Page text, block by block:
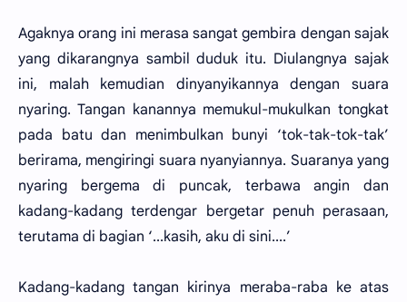
Agaknya orang ini merasa sangat gembira dengan sajak
yang dikarangnya sambil duduk itu. Diulangnya sajak
ini, malah kemudian dinyanyikannya dengan suara
nyaring. Tangan kanannya memukul-mukulkan tongkat
pada batu dan menimbulkan bunyi ‘tok-tak-tok-tak’
berirama, mengiringi suara nyanyiannya. Suaranya yang
nyaring bergema di puncak, terbawa angin dan
kadang-kadang terdengar bergetar penuh perasaan,
terutama di bagian ‘...kasih, aku di sini....’
Kadang-kadang tangan kirinya meraba-raba ke atas